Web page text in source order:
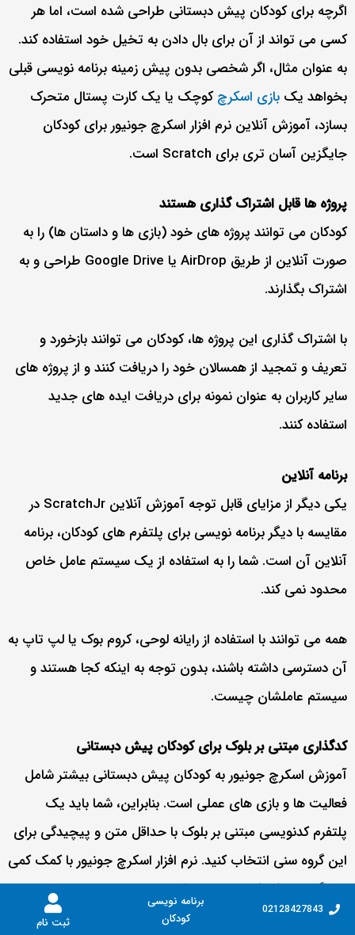
02128427843
برنامه نویسی
کودکان
ثبت نام
اگرچه برای کودکان پیش دبستانی طراحی شده است، اما هر
کسی می تواند از آن برای بال دادن به تخیل خود استفاده کند.
به عنوان مثال، اگر شخصی بدون پیش زمینه برنامه نویسی قبلی
بخواهد یک بازی اسکرچکوچک یا یک کارت پستال متحرک
بسازد، آموزش آنلاین نرم افزار اسکرچ جونیور برای کودکان
جایگزین آسان تری برای Scratch است.
پروژه ها قابل اشتراک گذاری هستند
کودکان می توانند پروژه های خود (بازی ها و داستان ها) را به
صورت آنلاین از طریق AirDrop یا Google Drive طراحی و به
اشتراک بگذارند.
با اشتراک گذاری این پروژه ها، کودکان می توانند بازخورد و
تعریف و تمجید از همسالان خود را دریافت کنند و از پروژه های
سایر کاربران به عنوان نمونه برای دریافت ایده های جدید
استفاده کنند.
برنامه آنلاین
یکی دیگر از مزایای قابل توجه آموزش آنلاین ScratchJr در
مقایسه با دیگر برنامه نویسی برای پلتفرم های کودکان، برنامه
آنلاین آن است. شما را به استفاده از یک سیستم عامل خاص
محدود نمی کند.
همه می توانند با استفاده از رایانه لوحی، کروم بوک یا لپ تاپ به
آن دسترسی داشته باشند، بدون توجه به اینکه کجا هستند و
سیستم عاملشان چیست.
کدگذاری مبتنی بر بلوک برای کودکان پیش دبستانی
آموزش اسکرچ جونیور به کودکان پیش دبستانی بیشتر شامل
فعالیت ها و بازی های عملی است. بنابراین، شما باید یک
پلتفرم کدنویسی مبتنی بر بلوک با حداقل متن و پیچیدگی برای
این گروه سنی انتخاب کنید. نرم افزار اسکرچ جونیور با کمک کمی
از بزرگسالان، کودکان 5 ساله را قادر می سازد تا پروژه های خود را
بسازند.